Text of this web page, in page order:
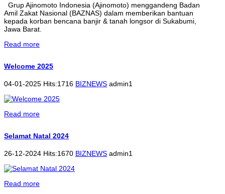
Grup Ajinomoto Indonesia (Ajinomoto) menggandeng Badan
Amil Zakat Nasional (BAZNAS) dalam memberikan bantuan
kepada korban bencana banjir & tanah longsor di Sukabumi,
Jawa Barat.
Read more
Welcome 2025
04-01-2025 Hits:1716 BIZNEWS admin1
Read more
Selamat Natal 2024
26-12-2024 Hits:1670 BIZNEWS admin1
Read more